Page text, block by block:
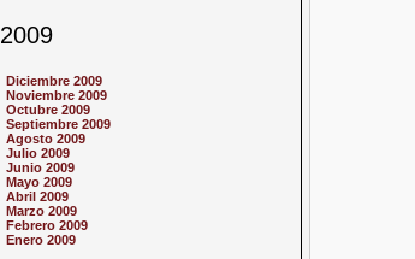
2009
Diciembre 2009
Noviembre 2009
Octubre 2009
Septiembre 2009
Agosto 2009
Julio 2009
Junio 2009
Mayo 2009
Abril 2009
Marzo 2009
Febrero 2009
Enero 2009